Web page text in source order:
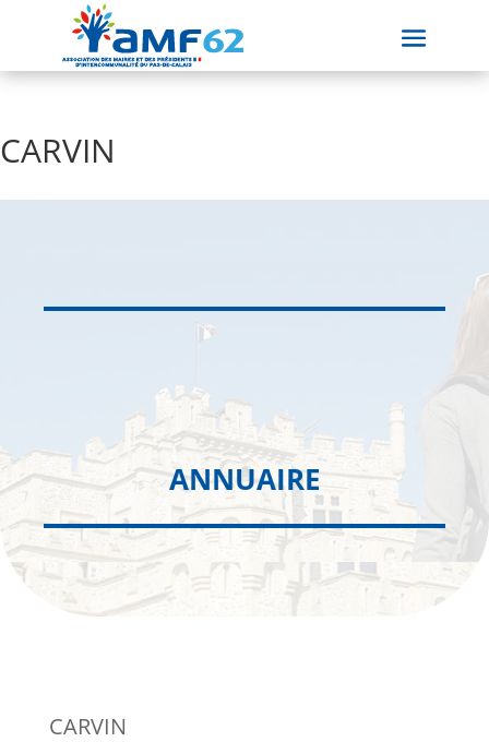
CARVIN
ANNUAIRE
CARVIN